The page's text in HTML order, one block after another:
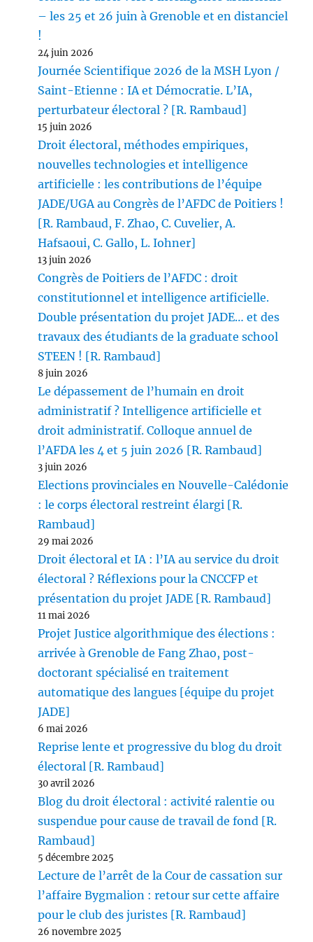
– les 25 et 26 juin à Grenoble et en distanciel
!
24 juin 2026
Journée Scientifique 2026 de la MSH Lyon /
Saint-Etienne : IA et Démocratie. L’IA,
perturbateur électoral ? [R. Rambaud]
15 juin 2026
Droit électoral, méthodes empiriques,
nouvelles technologies et intelligence
artificielle : les contributions de l’équipe
JADE/UGA au Congrès de l’AFDC de Poitiers !
[R. Rambaud, F. Zhao, C. Cuvelier, A.
Hafsaoui, C. Gallo, L. Iohner]
13 juin 2026
Congrès de Poitiers de l’AFDC : droit
constitutionnel et intelligence artificielle.
Double présentation du projet JADE… et des
travaux des étudiants de la graduate school
STEEN ! [R. Rambaud]
8 juin 2026
Le dépassement de l’humain en droit
administratif ? Intelligence artificielle et
droit administratif. Colloque annuel de
l’AFDA les 4 et 5 juin 2026 [R. Rambaud]
3 juin 2026
Elections provinciales en Nouvelle-Calédonie
: le corps électoral restreint élargi [R.
Rambaud]
29 mai 2026
Droit électoral et IA : l’IA au service du droit
électoral ? Réflexions pour la CNCCFP et
présentation du projet JADE [R. Rambaud]
11 mai 2026
Projet Justice algorithmique des élections :
arrivée à Grenoble de Fang Zhao, post-
doctorant spécialisé en traitement
automatique des langues [équipe du projet
JADE]
6 mai 2026
Reprise lente et progressive du blog du droit
électoral [R. Rambaud]
30 avril 2026
Blog du droit électoral : activité ralentie ou
suspendue pour cause de travail de fond [R.
Rambaud]
5 décembre 2025
Lecture de l’arrêt de la Cour de cassation sur
l’affaire Bygmalion : retour sur cette affaire
pour le club des juristes [R. Rambaud]
26 novembre 2025